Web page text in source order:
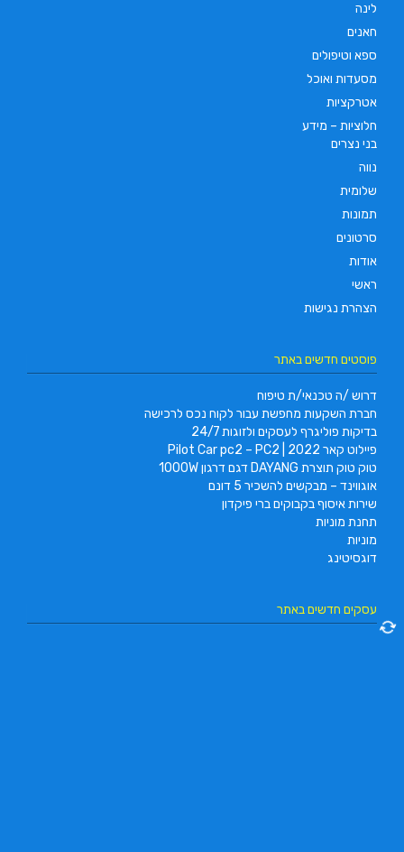
לינה
חאנים
ספא וטיפולים
מסעדות ואוכל
אטרקציות
חלוציות – מידע
בני נצרים
נווה
שלומית
תמונות
סרטונים
אודות
ראשי
הצהרת נגישות
פוסטים חדשים באתר
דרוש /ה טכנאי/ת טיפוח
חברת השקעות מחפשת עבור לקוח נכס לרכישה
בדיקות פוליגרף לעסקים ולזוגות 24/7
פיילוט קאר 2022 | Pilot Car pc2 – PC2
טוק טוק תוצרת DAYANG דגם דרגון 1000W
אוגווינד – מבקשים להשכיר 5 דונם
שירות איסוף בקבוקים ברי פיקדון
תחנת מוניות
מוניות
דוגסיטינג
עסקים חדשים באתר